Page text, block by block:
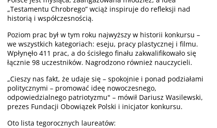
„Testamentu Chrobrego” wciąż inspiruje do refleksji nad
historią i współczesnością.
Poziom prac był w tym roku najwyższy w historii konkursu –
we wszystkich kategoriach: eseju, pracy plastycznej i filmu.
Wpłynęło 411 prac, a do ścisłego finału zakwalifikowało się
łącznie 98 uczestników. Nagrodzono również nauczycieli.
„Cieszy nas fakt, że udaje się – spokojnie i ponad podziałami
politycznymi – promować ideę nowoczesnego,
odpowiedzialnego patriotyzmu" – mówił Dariusz Wasilewski,
prezes Fundacji Obowiązek Polski i inicjator konkursu.
Oto lista tegorocznych laureatów: